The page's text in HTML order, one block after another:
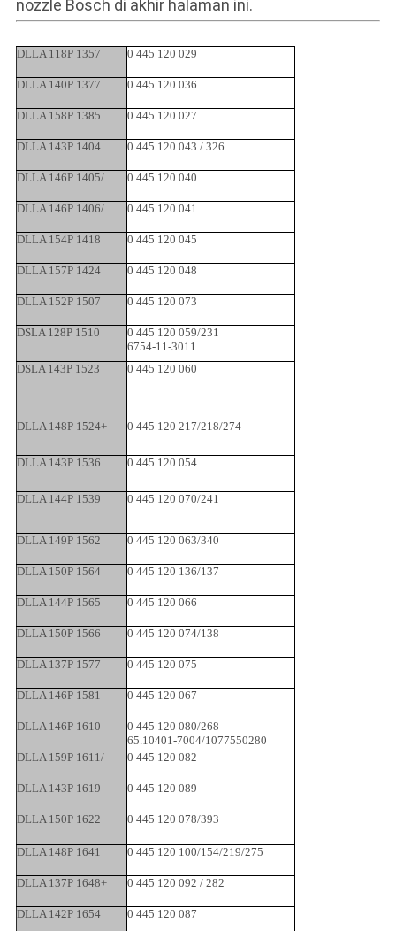
nozzle Bosch di akhir halaman ini.
DLLA 118P 1357 0 445 120 029
DLLA 140P 1377 0 445 120 036
DLLA 158P 1385 0 445 120 027
DLLA 143P 1404 0 445 120 043 / 326
DLLA 146P 1405/ 0 445 120 040
DLLA 146P 1406/ 0 445 120 041
DLLA 154P 1418 0 445 120 045
DLLA 157P 1424 0 445 120 048
DLLA 152P 1507 0 445 120 073
DSLA 128P 1510
0 445 120 059/231
6754-11-3011
DSLA 143P 1523
0 445 120 060
DLLA 148P 1524+ 0 445 120 217/218/274
DLLA 143P 1536 0 445 120 054
DLLA 144P 1539 0 445 120 070/241
DLLA 149P 1562 0 445 120 063/340
DLLA 150P 1564 0 445 120 136/137
DLLA 144P 1565 0 445 120 066
DLLA 150P 1566 0 445 120 074/138
DLLA 137P 1577 0 445 120 075
DLLA 146P 1581 0 445 120 067
DLLA 146P 1610
0 445 120 080/268
65.10401-7004/1077550280
DLLA 159P 1611/
0 445 120 082
DLLA 143P 1619 0 445 120 089
DLLA 150P 1622 0 445 120 078/393
DLLA 148P 1641 0 445 120 100/154/219/275
DLLA 137P 1648+ 0 445 120 092 / 282
DLLA 142P 1654 0 445 120 087